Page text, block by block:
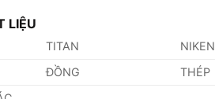
LIỆU
TITAN
NIKEN
ĐỒNG
THÉP